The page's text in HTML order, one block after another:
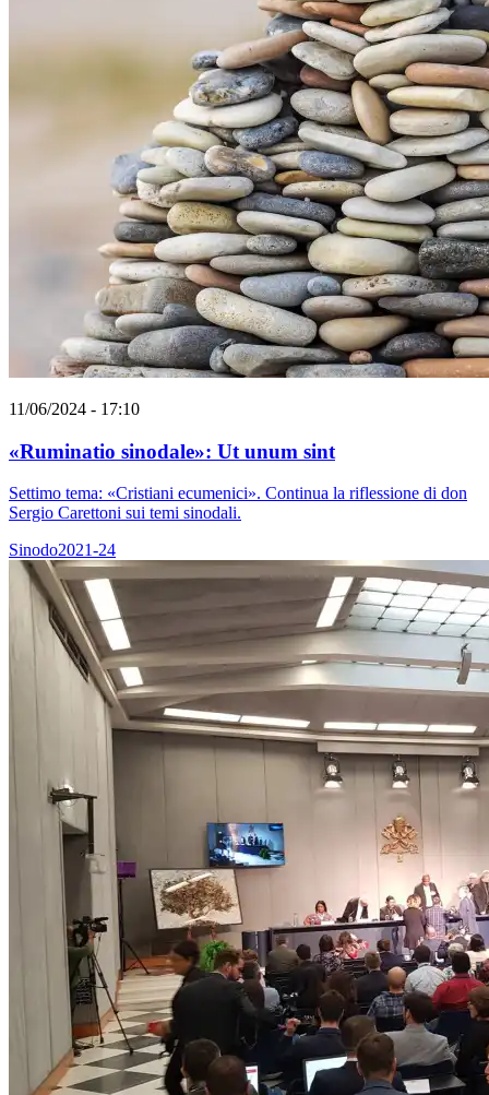
11/06/2024 - 17:10
«Ruminatio sinodale»: Ut unum sint
Settimo tema: «Cristiani ecumenici». Continua la riflessione di don
Sergio Carettoni sui temi sinodali.
Sinodo2021-24